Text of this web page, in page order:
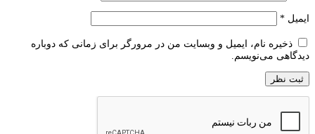
ایمیل *
ذخیره نام، ایمیل و وبسایت من در مرورگر برای زمانی که دوباره
دیدگاهی می‌نویسم.